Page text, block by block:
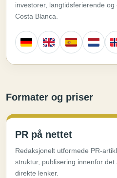
investorer, langtidsferierende
Costa Blanca.
Formater og priser
PR på nettet
Redaksjonelt utformede PR-
struktur, publisering innenfor
direkte lenker.